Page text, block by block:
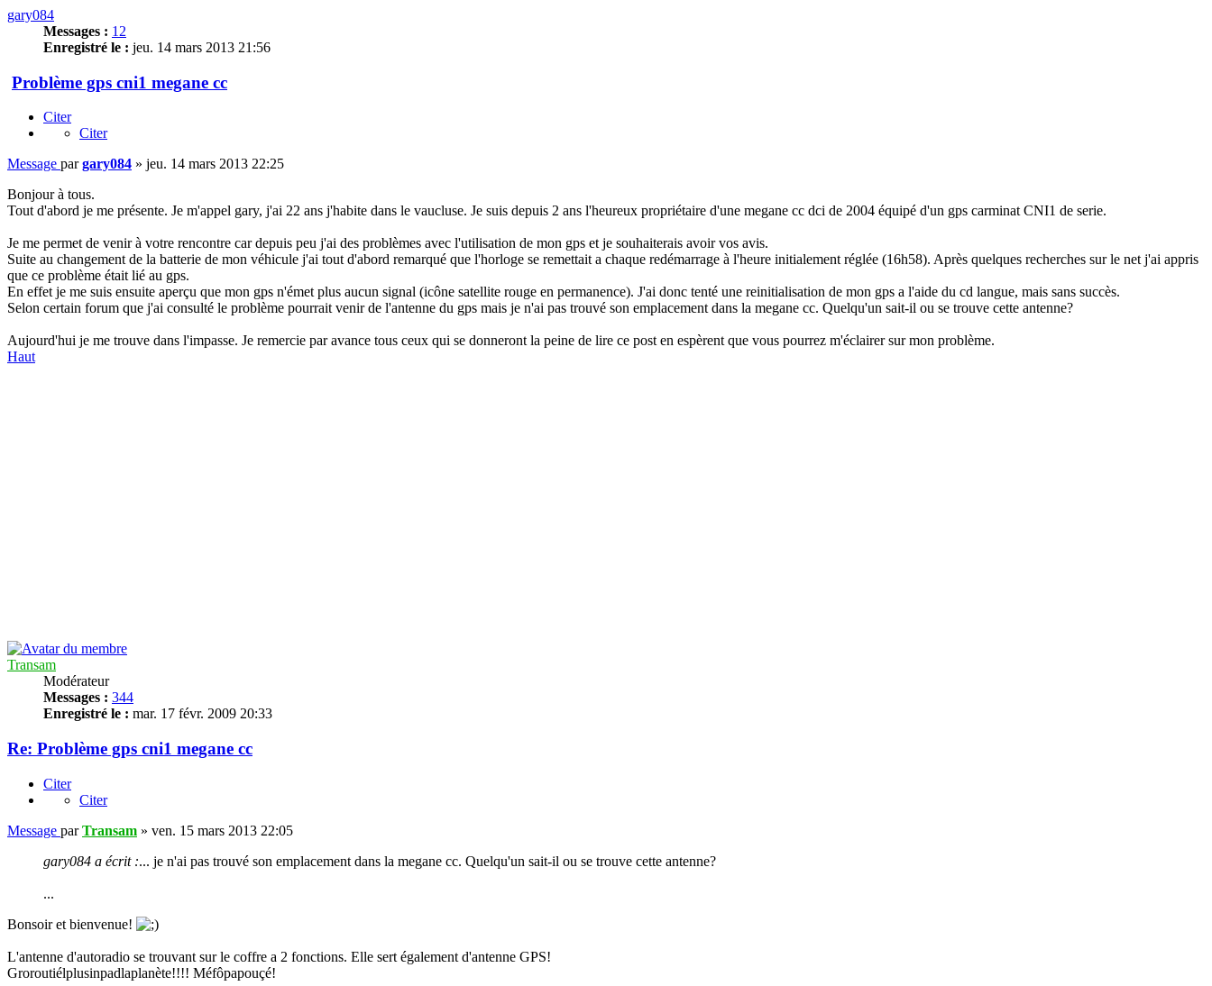
gary084
Messages : 12
Enregistré le : jeu. 14 mars 2013 21:56
Problème gps cni1 megane cc
Citer
Citer
Message pargary084 » jeu. 14 mars 2013 22:25
Bonjour à tous.
Tout d'abord je me présente. Je m'appel gary, j'ai 22 ans j'habite dans le vaucluse. Je suis depuis 2 ans l'heureux propriétaire d'une megane cc dci de 2004 équipé d'un gps carminat CNI1 de serie.
Je me permet de venir à votre rencontre car depuis peu j'ai des problèmes avec l'utilisation de mon gps et je souhaiterais avoir vos avis.
Suite au changement de la batterie de mon véhicule j'ai tout d'abord remarqué que l'horloge se remettait a chaque redémarrage à l'heure initialement réglée (16h58). Après quelques recherches sur le net j'ai appris
que ce problème était lié au gps.
En effet je me suis ensuite aperçu que mon gps n'émet plus aucun signal (icône satellite rouge en permanence). J'ai donc tenté une reinitialisation de mon gps a l'aide du cd langue, mais sans succès.
Selon certain forum que j'ai consulté le problème pourrait venir de l'antenne du gps mais je n'ai pas trouvé son emplacement dans la megane cc. Quelqu'un sait-il ou se trouve cette antenne?
Aujourd'hui je me trouve dans l'impasse. Je remercie par avance tous ceux qui se donneront la peine de lire ce post en espèrent que vous pourrez m'éclairer sur mon problème.
Haut
Transam
Modérateur
Messages : 344
Enregistré le : mar. 17 févr. 2009 20:33
Re: Problème gps cni1 megane cc
Citer
Citer
Message parTransam » ven. 15 mars 2013 22:05
gary084 a écrit :... je n'ai pas trouvé son emplacement dans la megane cc. Quelqu'un sait-il ou se trouve cette antenne?
...
Bonsoir et bienvenue!
L'antenne d'autoradio se trouvant sur le coffre a 2 fonctions. Elle sert également d'antenne GPS!
Groroutiélplusinpadlaplanète!!!! Méfôpapouçé!